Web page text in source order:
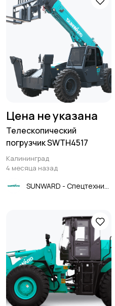
Цена не указана
Телескопический
погрузчик SWTH4517
Калининград
4 месяца назад